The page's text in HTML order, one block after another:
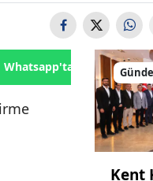
Whatsapp'tan Gönder
Kent